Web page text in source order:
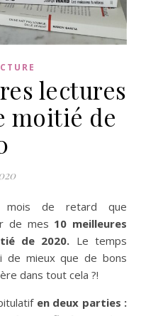
lectures
moitié de
de mes 10 meilleures
de 2020. Le temps
de mieux que de bons
dans tout cela ?!
en deux parties :